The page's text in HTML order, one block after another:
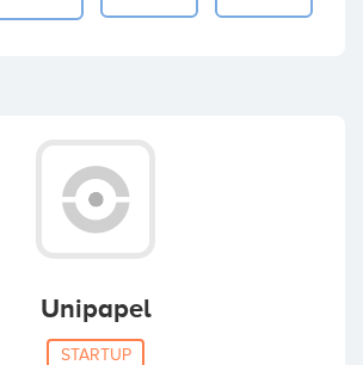
Unipapel
STARTUP